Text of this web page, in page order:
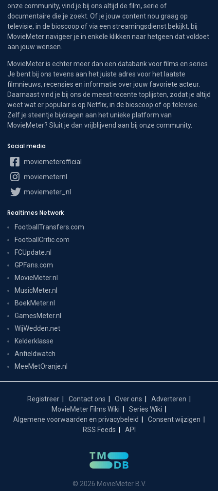
onze community, vind je bij ons altijd de film, serie of
documentaire die je zoekt. Of je jouw content nou graag op
televisie, in de bioscoop of via een streamingsdienst bekijkt, bij
MovieMeter navigeer je in enkele klikken naar hetgeen dat voldoet
aan jouw wensen.
MovieMeter is echter meer dan een databank voor films en series.
Je bent bij ons tevens aan het juiste adres voor het laatste
filmnieuws, recensies en informatie over jouw favoriete acteur.
Daarnaast vind je bij ons de meest recente toplijsten, zodat je altijd
weet wat er populair is op Netflix, in de bioscoop of op televisie.
Zelf je steentje bijdragen aan het unieke platform van
MovieMeter? Sluit je dan vrijblijvend aan bij onze community.
Social media
moviemeterofficial
moviemeternl
moviemeter_nl
Realtimes Network
FootballTransfers.com
FootballCritic.com
FCUpdate.nl
GPFans.com
MovieMeter.nl
MusicMeter.nl
BoekMeter.nl
GamesMeter.nl
WijWedden.net
Kelderklasse
Anfieldwatch
MeeMetOranje.nl
Registreer Contact ons Over ons
Adverteren
MovieMeter Films Wiki
Series Wiki
Algemene voorwaarden en privacybeleid
Consent wijzigen
RSS Feeds
API
© 2026 MovieMeter B.V.